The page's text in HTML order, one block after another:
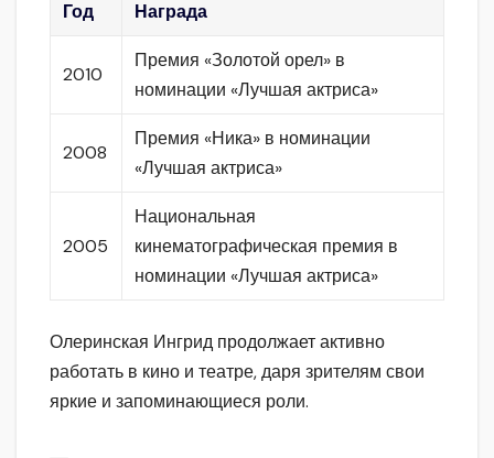
Год Награда
2010
Премия «Золотой орел» в
номинации «Лучшая актриса»
2008
Премия «Ника» в номинации
«Лучшая актриса»
2005
Национальная
кинематографическая премия в
номинации «Лучшая актриса»
Олеринская Ингрид продолжает активно
работать в кино и театре, даря зрителям свои
яркие и запоминающиеся роли.